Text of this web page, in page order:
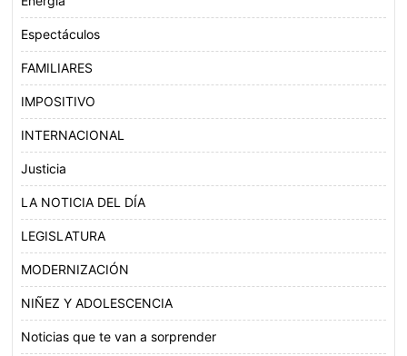
Espectáculos
FAMILIARES
IMPOSITIVO
INTERNACIONAL
Justicia
LA NOTICIA DEL DÍA
LEGISLATURA
MODERNIZACIÓN
NIÑEZ Y ADOLESCENCIA
Noticias que te van a sorprender